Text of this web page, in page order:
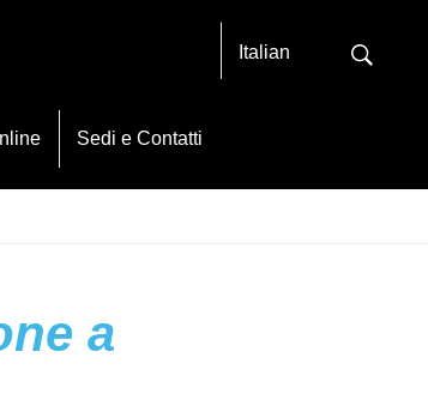
Italian
Sedi e Contatti
a